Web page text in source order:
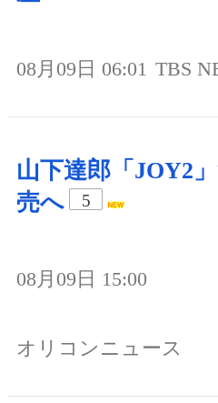
08月09日 06:01 TBS
山下達郎「JOY2
売へ
5
08月09日 15:00
オリコンニュース